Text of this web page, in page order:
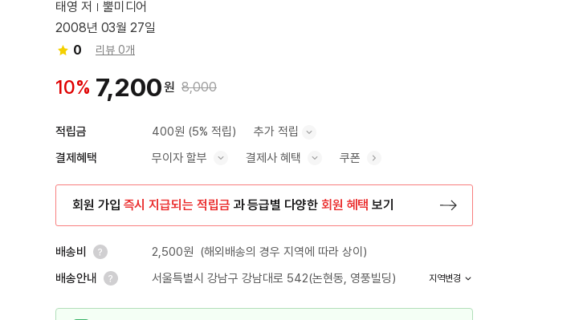
태영 저
뿔미디어
2008년 03월 27일
0
리뷰 0개
10% 7,200원 8,000
적립금 400원 (5% 적립) 추가 적립
결제혜택 무이자 할부 결제사 혜택 쿠폰
회원 가입 즉시 지급되는 적립금 과 등급별 다양한 회원 혜택 보기
배송비 2,500원 (해외배송의 경우 지역에 따라 상이)
배송안내
서울특별시 강남구 강남대로 542(논현동, 영풍빌딩) 지역변경